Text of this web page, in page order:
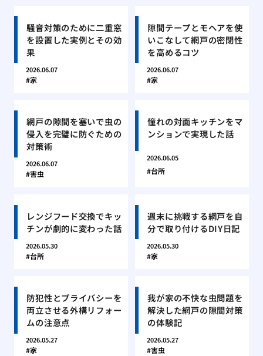
騒音対策のために二重窓
を設置した実例とその効
果
2026.06.07
家
隙間テープとモヘアを使
いこなして網戸の密閉性
を高めるコツ
2026.06.07
家
網戸の隙間を塞いで虫の
侵入を完璧に防ぐための
対策術
2026.06.07
害虫
憧れの対面キッチンをマ
ンションで実現した話
2026.06.05
台所
レンジフード交換でキッ
チンが劇的に変わった話
2026.05.30
台所
週末に挑戦する網戸を自
分で取り付けるDIY日記
2026.05.30
家
防犯性とプライバシーを
両立させる外構リフォー
ムの注意点
2026.05.27
家
我が家の不快な虫問題を
解決した網戸の隙間対策
の体験記
2026.05.27
害虫